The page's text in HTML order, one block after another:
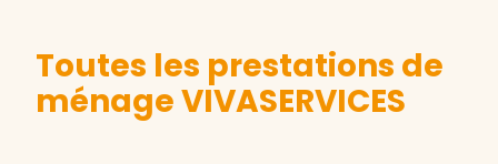
Toutes les prestations de
ménage VIVASERVICES